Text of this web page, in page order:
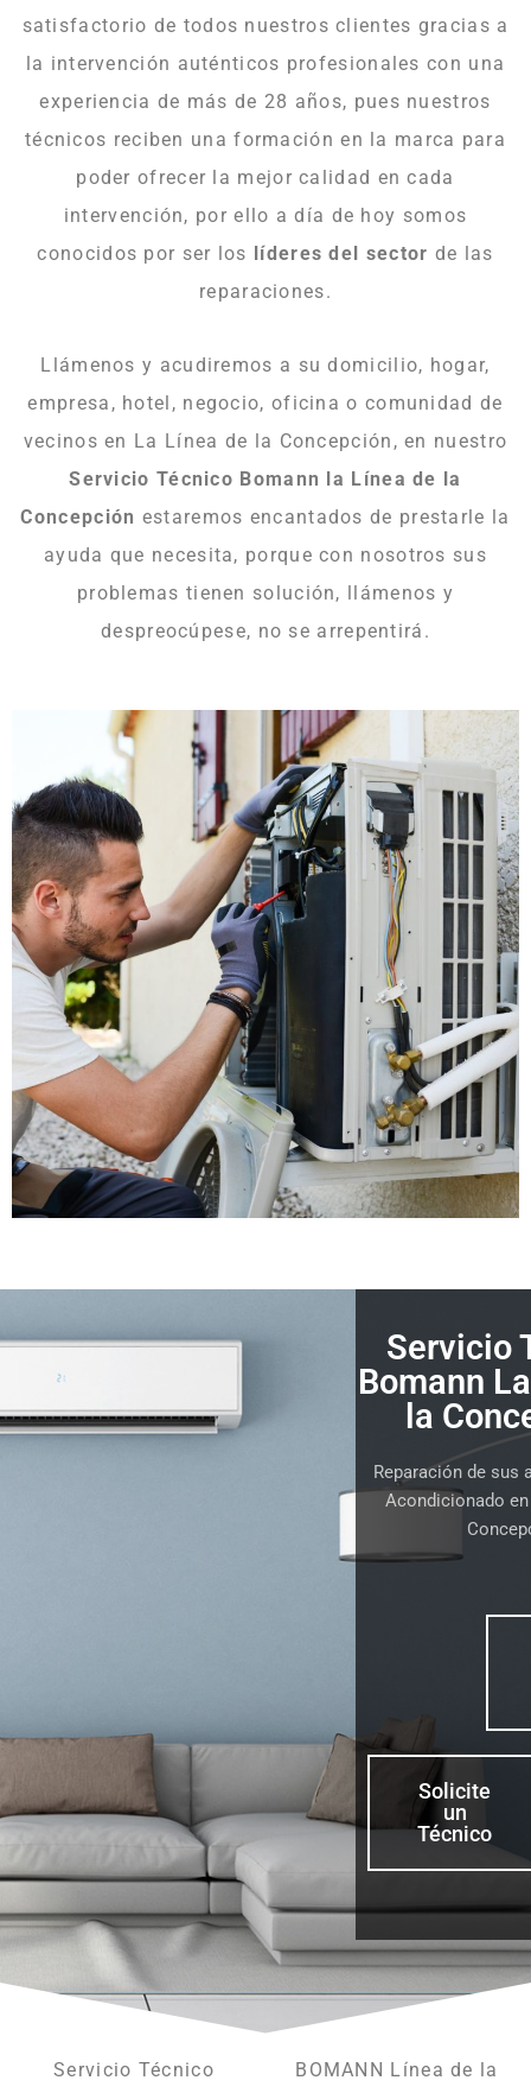
satisfactorio de todos nuestros clientes gracias a
la intervención auténticos profesionales con una
experiencia de más de 28 años, pues nuestros
técnicos reciben una formación en la marca para
poder ofrecer la mejor calidad en cada
intervención, por ello a día de hoy somos
conocidos por ser los líderes del sector de las
reparaciones.
Llámenos y acudiremos a su domicilio, hogar,
empresa, hotel, negocio, oficina o comunidad de
vecinos en La Línea de la Concepción, en nuestro
Servicio Técnico Bomann la Línea de la
Concepción estaremos encantados de prestarle la
ayuda que necesita, porque con nosotros sus
problemas tienen solución, llámenos y
despreocúpese, no se arrepentirá.
Servicio
Bomann
la
Reparación de sus
Acondicionado
Solicite
un
Técnico
Servicio Técnico BOMANN Línea de la